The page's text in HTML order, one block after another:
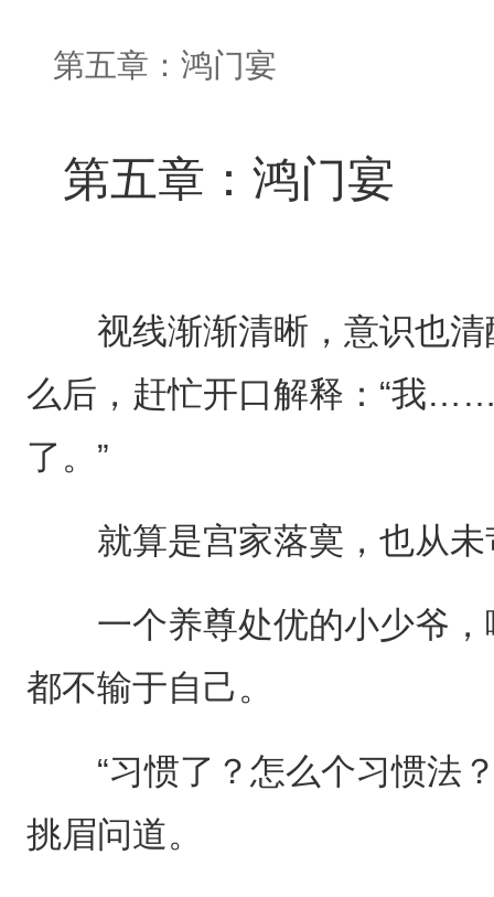
第五章：鸿门宴
第五章：鸿门宴
视线渐渐清晰，意识也清
么后，赶忙开口解释：“我
了。”
就算是宫家落寞，也从未
一个养尊处优的小少爷，
都不输于自己。
“习惯了？怎么个习惯法？
挑眉问道。